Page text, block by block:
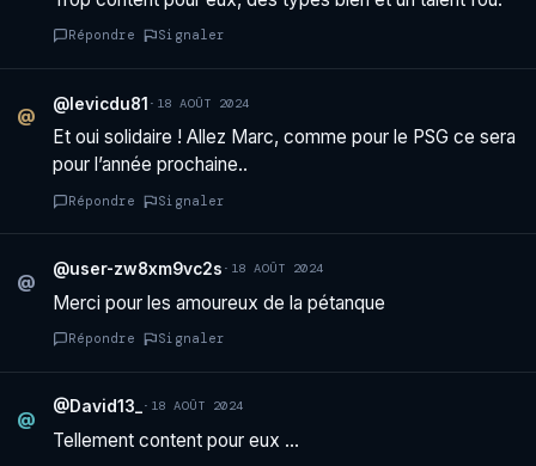
Répondre Signaler
@
@levicdu81 · 18 AOÛT 2024
Et oui solidaire ! Allez Marc, comme pour le PSG ce sera
pour l’année prochaine..
Répondre Signaler
@
@user-zw8xm9vc2s · 18 AOÛT 2024
Merci pour les amoureux de la pétanque
Répondre Signaler
@
@David13_· 18 AOÛT 2024
Tellement content pour eux …